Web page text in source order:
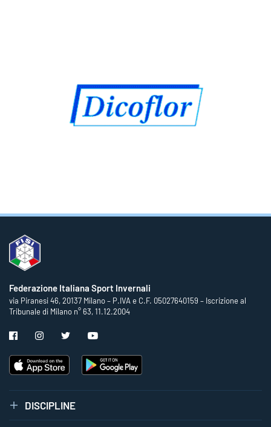
Federazione Italiana Sport Invernali
via Piranesi 46, 20137 Milano – P.IVA e C.F. 05027640159 – Iscrizione al
Tribunale di Milano n° 63, 11.12.2004
DISCIPLINE